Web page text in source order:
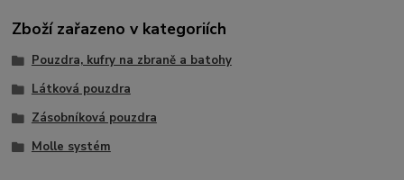
Zboží zařazeno v kategoriích
Pouzdra, kufry na zbraně a batohy
Látková pouzdra
Zásobníková pouzdra
Molle systém